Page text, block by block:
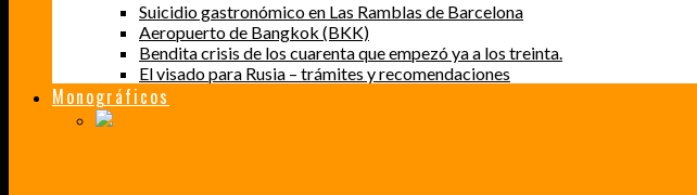
Suicidio gastronómico en Las Ramblas de Barcelona
Aeropuerto de Bangkok (BKK)
Bendita crisis de los cuarenta que empezó ya a los treinta.
El visado para Rusia – trámites y recomendaciones
Monográficos